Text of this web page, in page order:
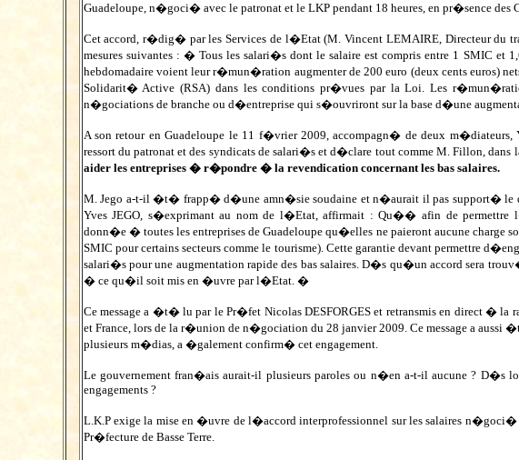
Guadeloupe, n�goci� avec le patronat et le LKP pendant 18 heures, en pr�sence
Cet accord, r�dig� par les Services de l�Etat (M. Vincent LEMAIRE, Directeur du
mesures suivantes : � Tous les salari�s dont le salaire est compris entre 1 SMIC
hebdomadaire voient leur r�mun�ration augmenter de 200 euro (deux cents euros)
Solidarit� Active (RSA) dans les conditions pr�vues par la Loi. Les
n�gociations de branche ou d�entreprise qui s�ouvriront sur la base d�une
A son retour en Guadeloupe le 11 f�vrier 2009, accompagn� de deux m�diateurs,
ressort du patronat et des syndicats de salari�s et d�clare tout comme M. Fillon, dans
aider les entreprises � r�pondre � la revendication concernant les bas salaires.
M. Jego a-t-il �t� frapp� d�une amn�sie soudaine et n�aurait il pas support� le
Yves JEGO, s�exprimant au nom de l�Etat, affirmait : Qu�� afin de permettre
donn�e � toutes les entreprises de Guadeloupe qu�elles ne paieront aucune charge
SMIC pour certains secteurs comme le tourisme). Cette garantie devant permettre
salari�s pour une augmentation rapide des bas salaires. D�s qu�un accord sera
� ce qu�il soit mis en �uvre par l�Etat. �
Ce message a �t� lu par le Pr�fet Nicolas DESFORGES et retransmis en direct �
et France, lors de la r�union de n�gociation du 28 janvier 2009. Ce message a
plusieurs m�dias, a �galement confirm� cet engagement.
Le gouvernement fran�ais aurait-il plusieurs paroles ou n�en a-t-il aucune ? D�s
engagements ?
L.K.P exige la mise en �uvre de l�accord interprofessionnel sur les salaires
Pr�fecture de Basse Terre.